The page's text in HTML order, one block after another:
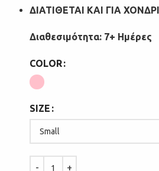
ΔΙΑΤΙΘΕΤΑΙ ΚΑΙ ΓΙΑ
Διαθεσιμότητα: 7+ Ημέρες
COLOR
SIZE